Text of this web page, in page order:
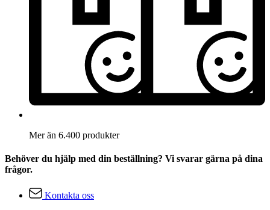
Mer än 6.400 produkter
Behöver du hjälp med din beställning? Vi svarar gärna på dina
frågor.
Kontakta oss